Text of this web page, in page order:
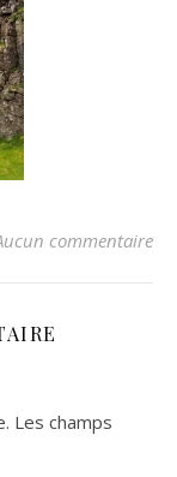
commentaire
Les champs